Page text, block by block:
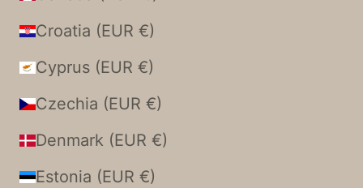
Croatia (EUR €)
Cyprus (EUR €)
Czechia (EUR €)
Denmark (EUR €)
Estonia (EUR €)